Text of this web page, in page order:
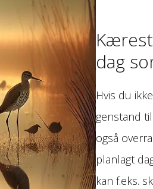
dag
Hvis du
genstand
også
planlagt
kan f.eks.